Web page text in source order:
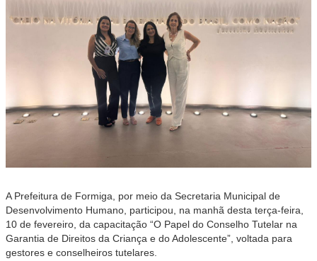
A Prefeitura de Formiga, por meio da Secretaria Municipal de
Desenvolvimento Humano, participou, na manhã desta terça-feira,
10 de fevereiro, da capacitação “O Papel do Conselho Tutelar na
Garantia de Direitos da Criança e do Adolescente”, voltada para
gestores e conselheiros tutelares.